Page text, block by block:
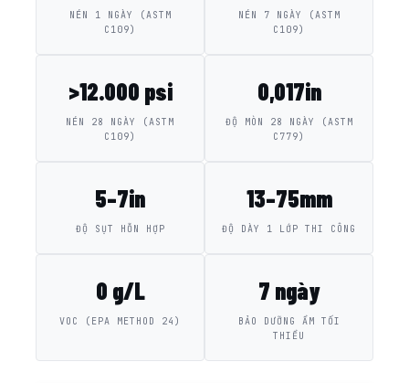
NÉN 1 NGÀY (ASTM
C109)
NÉN 7 NGÀY (ASTM
C109)
>12.000 psi
NÉN 28 NGÀY (ASTM
C109)
0,017in
ĐỘ MÒN 28 NGÀY (ASTM
C779)
5–7in
ĐỘ SỤT HỖN HỢP
13–75mm
ĐỘ DÀY 1 LỚP THI CÔNG
0 g/L
VOC (EPA METHOD 24)
7 ngày
BẢO DƯỠNG ẨM TỐI
THIỂU